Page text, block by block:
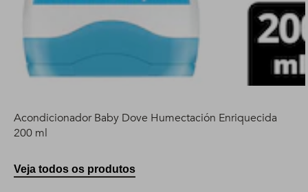
Acondicionador Baby Dove Humectación Enriquecida
200 ml
Veja todos os produtos